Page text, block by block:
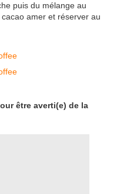
puis du mélange au
amer et réserver au
être averti(e) de la